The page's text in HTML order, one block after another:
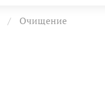
Очищение